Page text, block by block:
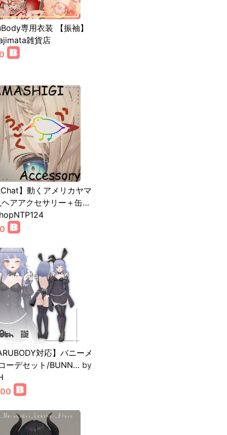
専用衣装 【振袖】
雑貨店
】動くアメリカヤマ
ヘアアクセサリー＋缶…
対応】バニーメ
ーデセット/BUNN… by